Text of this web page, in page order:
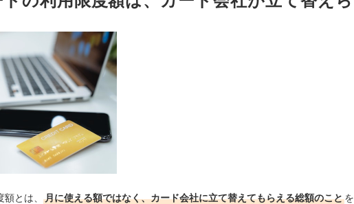
とは、 月に使える額ではなく、カード会社に立て替えてもらえる総額のことを